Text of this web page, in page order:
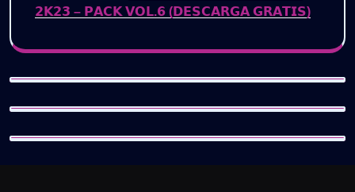
𝟮𝗞𝟮𝟯 – 𝗣𝗔𝗖𝗞 𝗩𝗢𝗟.𝟲 (𝗗𝗘𝗦𝗖𝗔𝗥𝗚𝗔 𝗚𝗥𝗔𝗧𝗜𝗦)